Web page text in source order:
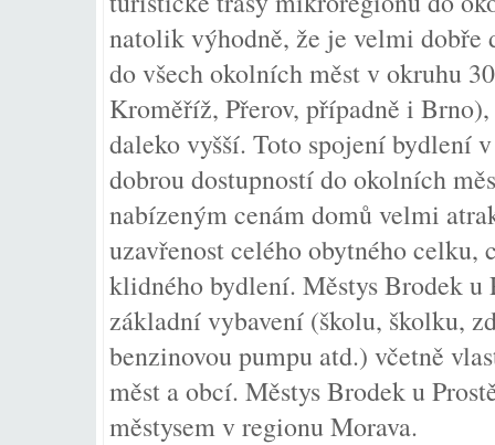
natolik výhodně, že je velmi
do všech okolních měst v okruhu
Kroměříž, Přerov, případně i
daleko vyšší. Toto spojení bydlení
dobrou dostupností do okolních
nabízeným cenám domů velmi
uzavřenost celého obytného
klidného bydlení. Městys Brodek u
základní vybavení (školu, školku,
benzinovou pumpu atd.) včetně
měst a obcí. Městys Brodek u
městysem v regionu Morava.